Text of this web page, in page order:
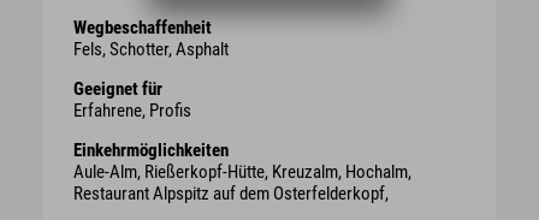
Wegbeschaffenheit
Fels, Schotter, Asphalt
Geeignet für
Erfahrene, Profis
Einkehrmöglichkeiten
Aule-Alm, Rießerkopf-Hütte, Kreuzalm, Hochalm,
Restaurant Alpspitz auf dem Osterfelderkopf,